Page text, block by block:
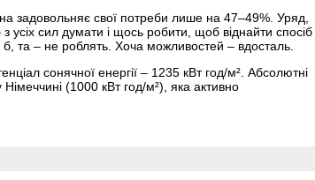
задовольняє свої потреби лише на 47–49%. Уряд,
усіх сил думати і щось робити, щоб віднайти спосіб
та – не роблять. Хоча можливостей – вдосталь.
сонячної енергії – 1235 кВт год/м². Абсолютні
(1000 кВт год/м²), яка активно